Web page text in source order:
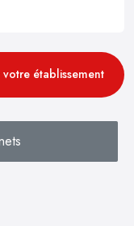
établissement